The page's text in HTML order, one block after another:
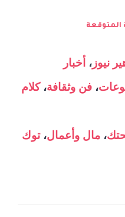
المتوقعة
نيوز ، أخبار
، فن وثقافة،كلام
، مال وأعمال،توك